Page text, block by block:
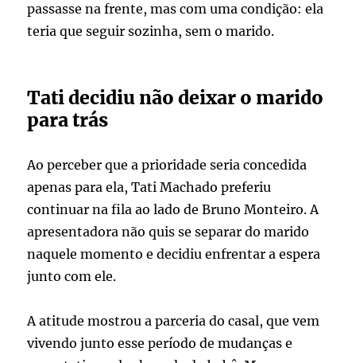
passasse na frente, mas com uma condição: ela
teria que seguir sozinha, sem o marido.
Tati decidiu não deixar o marido
para trás
Ao perceber que a prioridade seria concedida
apenas para ela, Tati Machado preferiu
continuar na fila ao lado de Bruno Monteiro. A
apresentadora não quis se separar do marido
naquele momento e decidiu enfrentar a espera
junto com ele.
A atitude mostrou a parceria do casal, que vem
vivendo junto esse período de mudanças e